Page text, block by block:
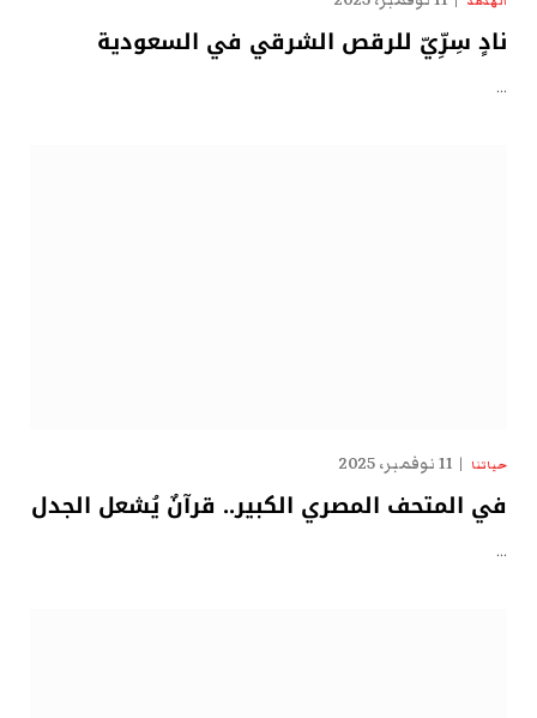
نادٍ سِرِّيّ للرقص الشرقي في السعودية
…
حياتنا 11 نوفمبر، 2025
في المتحف المصري الكبير.. قرآنٌ يُشعل الجدل
…